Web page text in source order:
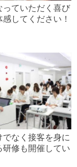
っていただく喜び
感してください！
でなく接客を身に
研修も開催してい